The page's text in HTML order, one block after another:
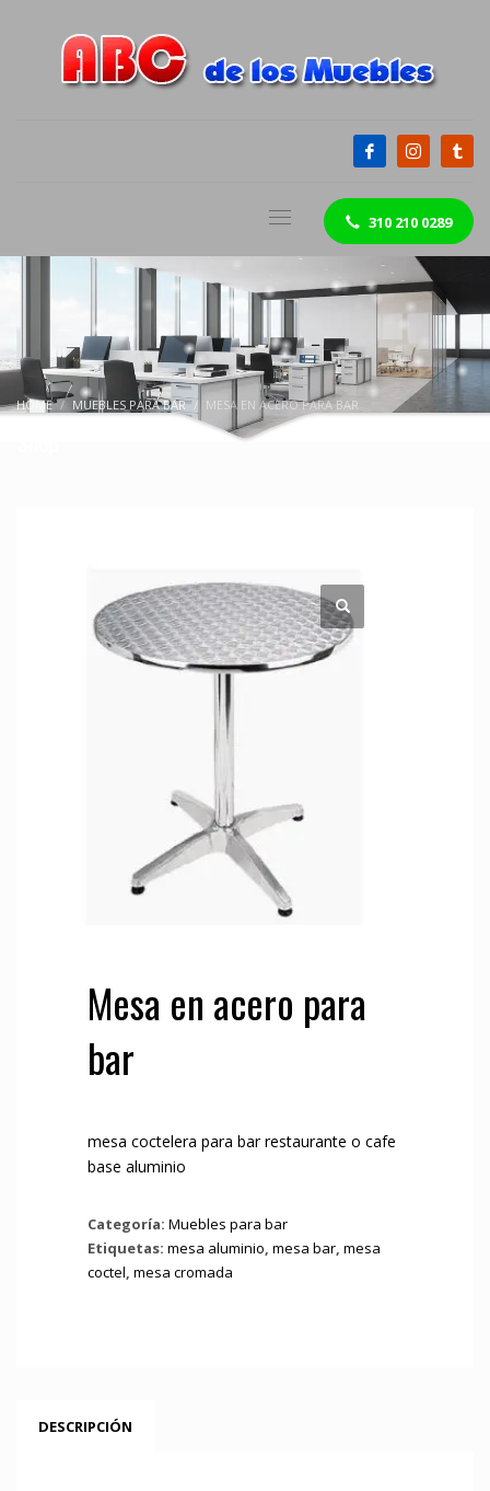
310 210 0289
HOME MUEBLES PARA BAR MESA EN ACERO PARA BAR
Mesa en acero para
bar
mesa coctelera para bar restaurante o cafe
base aluminio
Categoría: Muebles para bar
Etiquetas: mesa aluminio, mesa bar, mesa
coctel, mesa cromada
DESCRIPCIÓN